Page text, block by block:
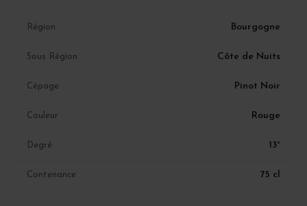
Région Bourgogne
Sous Région Côte de Nuits
Cépage Pinot Noir
Couleur Rouge
Degré 13°
Contenance 75 cl